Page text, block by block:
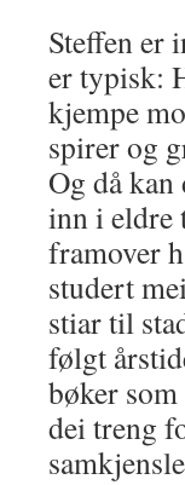
Steffen er
er typisk:
kjempe
spirer og
Og då
inn i eldre
framover
studert
stiar til
følgt
bøker
dei treng